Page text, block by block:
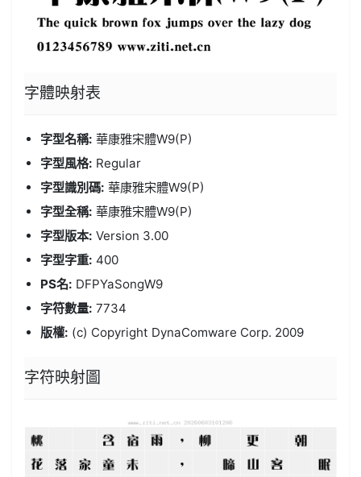
字體映射表
字型名稱: 華康雅宋體W9(P)
字型風格: Regular
字型識別碼: 華康雅宋體W9(P)
字型全稱: 華康雅宋體W9(P)
字型版本: Version 3.00
字型字重: 400
PS名: DFPYaSongW9
字符數量: 7734
版權: (c) Copyright DynaComware Corp. 2009
字符映射圖